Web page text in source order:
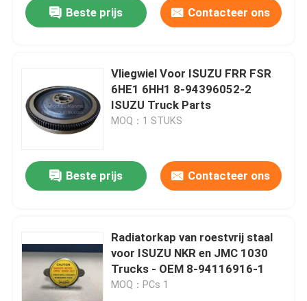
De Filter van de vrachtwagenlucht
Beste prijs Contacteer ons
Vliegwiel Voor ISUZU FRR FSR
6HE1 6HH1 8-94396052-2
ISUZU Truck Parts
MOQ：1 STUKS
Beste prijs Contacteer ons
Radiatorkap van roestvrij staal
voor ISUZU NKR en JMC 1030
Trucks - OEM 8-94116916-1
MOQ：PCs 1